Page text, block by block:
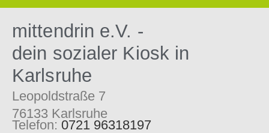
mittendrin e.V. -
dein sozialer Kiosk in
Karlsruhe
Leopoldstraße 7
76133 Karlsruhe
Telefon: 0721 96318197